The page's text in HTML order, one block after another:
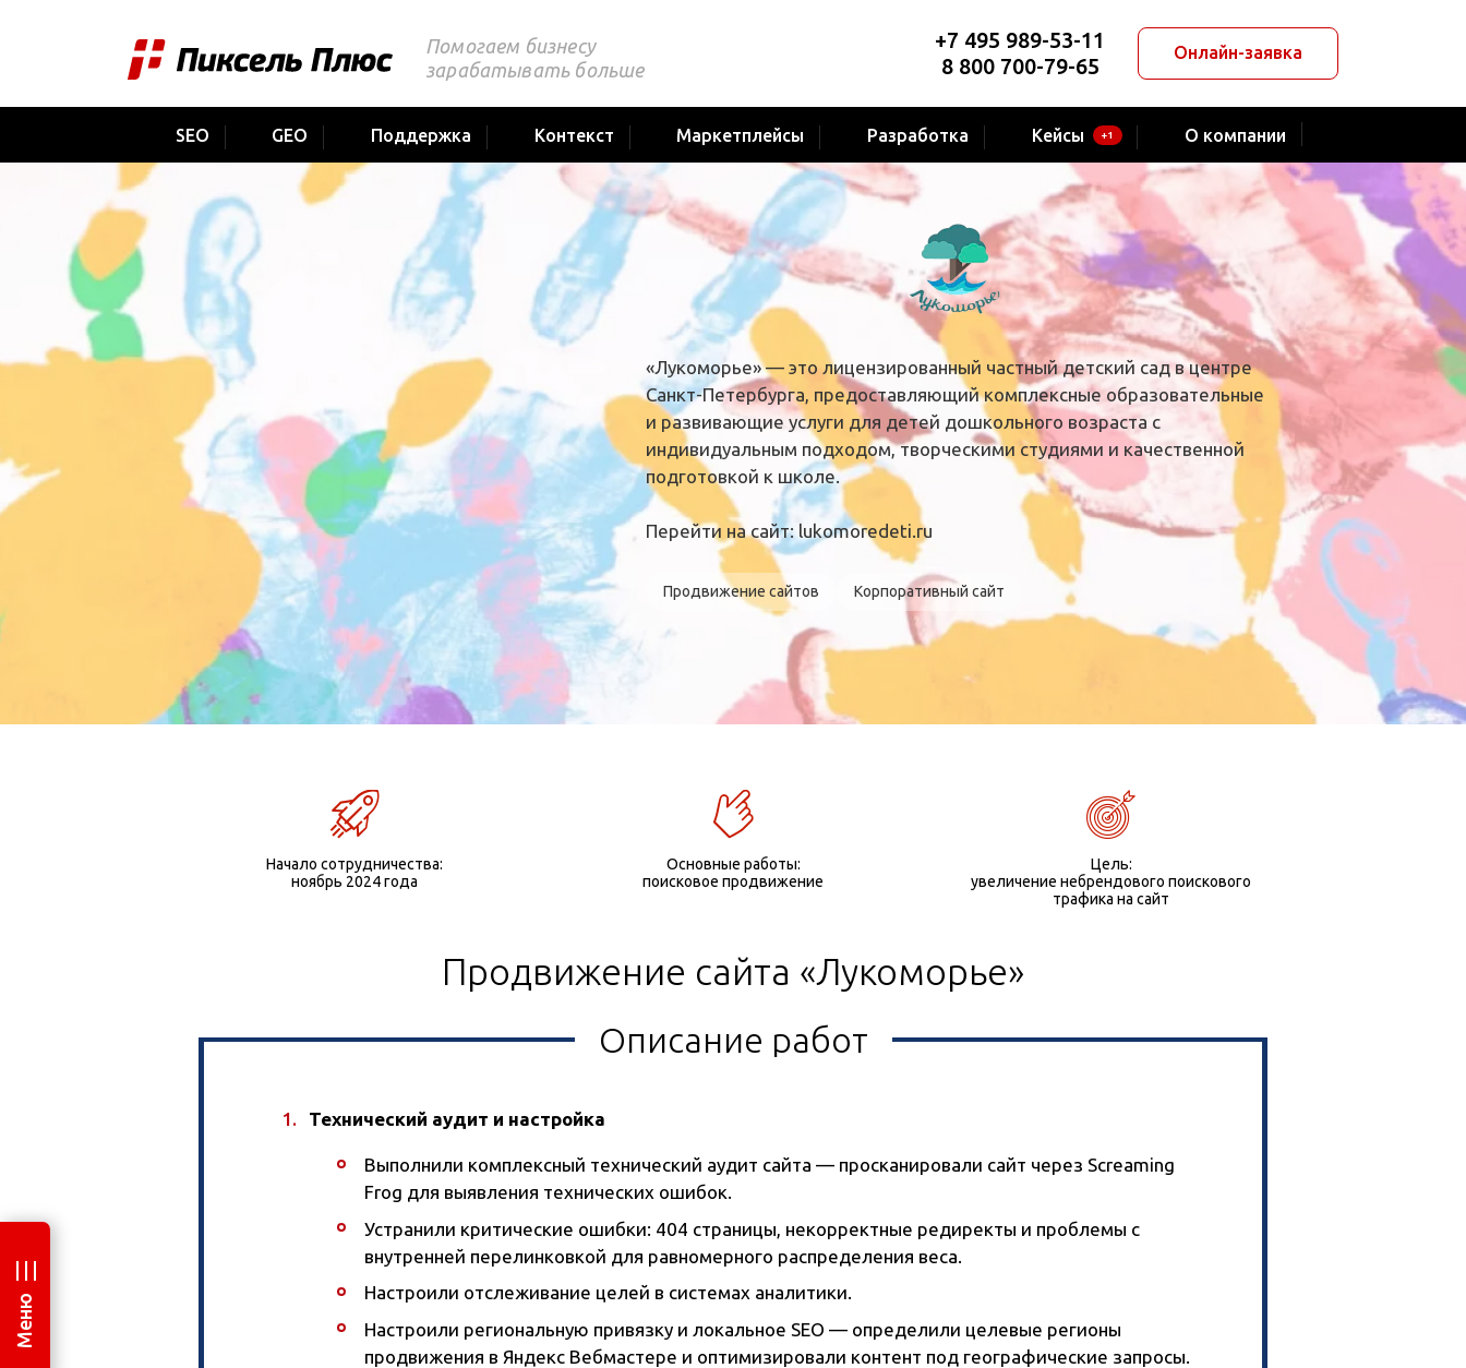
Помогаем бизнесу
зарабатывать больше
+7 495 989-53-11
8 800 700-79-65
Онлайн-заявка
SEO GEO Поддержка Контекст Маркетплейсы Разработка Кейсы +1 О компании
«Лукоморье» — это лицензированный частный детский сад в центре
Санкт-Петербурга, предоставляющий комплексные образовательные
и развивающие услуги для детей дошкольного возраста с
индивидуальным подходом, творческими студиями и качественной
подготовкой к школе.
Перейти на сайт: lukomoredeti.ru
Продвижение сайтов Корпоративный сайт
Начало сотрудничества:
ноябрь 2024 года
Основные работы:
поисковое продвижение
Цель:
увеличение небрендового поискового
трафика на сайт
Продвижение сайта «Лукоморье»
Описание работ
Технический аудит и настройка
Выполнили комплексный технический аудит сайта — просканировали сайт через Screaming
Frog для выявления технических ошибок.
Устранили критические ошибки: 404 страницы, некорректные редиректы и проблемы с
внутренней перелинковкой для равномерного распределения веса.
Настроили отслеживание целей в системах аналитики.
Настроили региональную привязку и локальное SEO — определили целевые регионы
продвижения в Яндекс Вебмастере и оптимизировали контент под географические запросы.
Меню